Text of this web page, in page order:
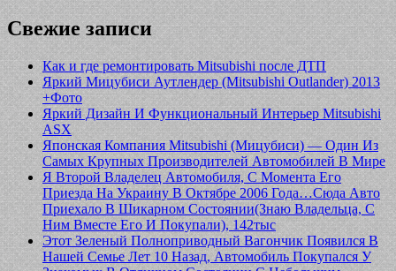
Свежие записи
Как и где ремонтировать Mitsubishi после ДТП
Яркий Мицубиси Аутлендер (Mitsubishi Outlander) 2013
+Фото
Яркий Дизайн И Функциональный Интерьер Mitsubishi
ASX
Японская Компания Mitsubishi (Мицубиси) — Один Из
Самых Крупных Производителей Автомобилей В Мире
Я Второй Владелец Автомобиля, С Момента Его
Приезда На Украину В Октябре 2006 Года…Сюда Авто
Приехало В Шикарном Состоянии(Знаю Владельца, С
Ним Вместе Его И Покупали), 142тыс
Этот Зеленый Полноприводный Вагончик Появился В
Нашей Семье Лет 10 Назад, Автомобиль Покупался У